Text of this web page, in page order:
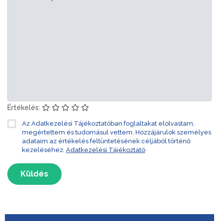
Értékelés:
Az Adatkezelési Tájékoztatóban foglaltakat elolvastam,
megértettem és tudomásul vettem. Hozzájárulok személyes
adataim az értékelés feltüntetésének céljából történő
kezeléséhez. Adatkezelési Tájékoztató
Küldés